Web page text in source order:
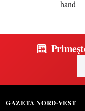
GAZETA NORD-VEST